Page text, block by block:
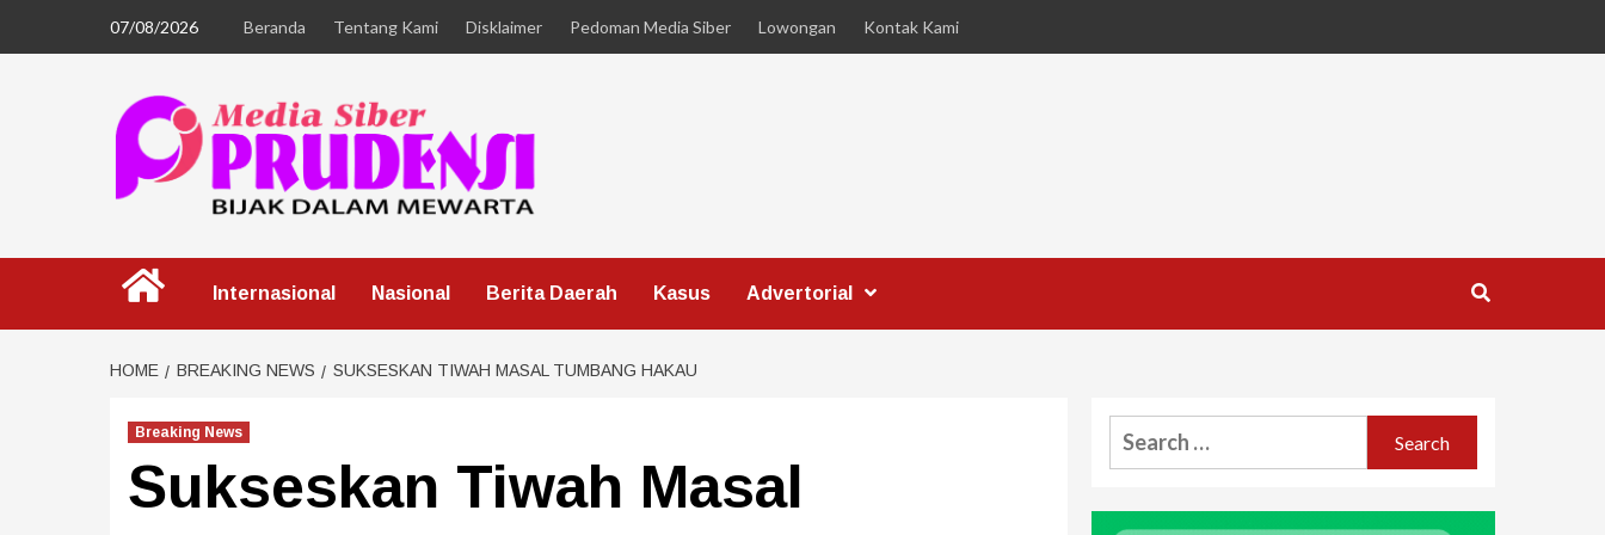
07/08/2026 Beranda Tentang Kami Disklaimer Pedoman Media Siber Lowongan Kontak Kami
Internasional Nasional Berita Daerah Kasus Advertorial
HOME BREAKING NEWS SUKSESKAN TIWAH MASAL TUMBANG HAKAU
Breaking News
Sukseskan Tiwah Masal